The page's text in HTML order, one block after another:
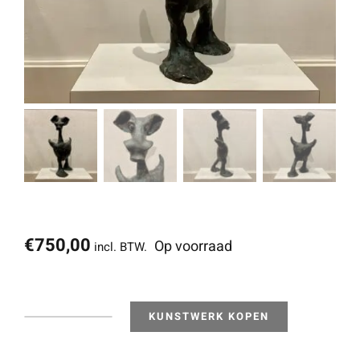
€750,00 incl. BTW. Op voorraad
KUNSTWERK KOPEN